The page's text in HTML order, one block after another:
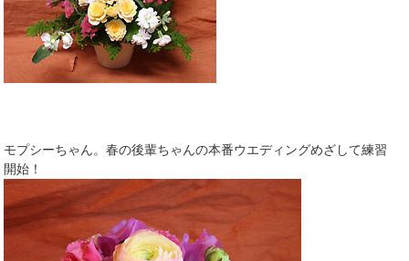
モプシーちゃん。春の後輩ちゃんの本番ウエディングめざして練習
開始！